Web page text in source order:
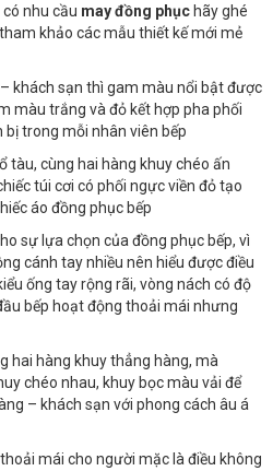
nhu cầu may đồng phục hãy ghé
khảo các mẫu thiết kế mới mẻ
khách sạn thì gam màu nổi bật được
màu trắng và đỏ kết hợp pha phối
trong mỗi nhân viên bếp
tàu, cùng hai hàng khuy chéo ấn
túi cơi có phối ngực viền đỏ tạo
áo đồng phục bếp
sự lựa chọn của đồng phục bếp, vì
cánh tay nhiều nên hiểu được điều
ống tay rộng rãi, vòng nách có độ
bếp hoạt động thoải mái nhưng
hai hàng khuy thẳng hàng, mà
chéo nhau, khuy bọc màu vải để
– khách sạn với phong cách âu á
mái cho người mặc là điều không